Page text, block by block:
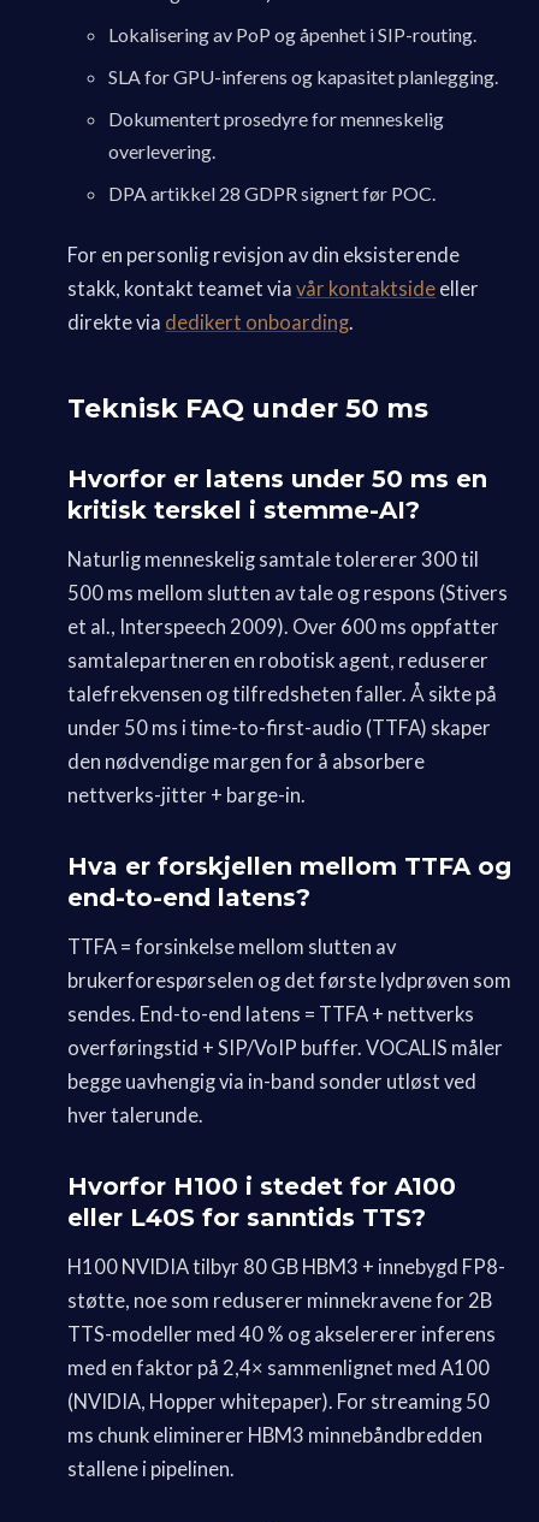
Lokalisering av PoP og åpenhet i SIP-routing.
SLA for GPU-inferens og kapasitet planlegging.
Dokumentert prosedyre for menneskelig
overlevering.
DPA artikkel 28 GDPR signert før POC.
For en personlig revisjon av din eksisterende
stakk, kontakt teamet viavår kontaktside eller
direkte via dedikert onboarding.
Teknisk FAQ under 50 ms
Hvorfor er latens under 50 ms en
kritisk terskel i stemme-AI?
Naturlig menneskelig samtale tolererer 300 til
500 ms mellom slutten av tale og respons (Stivers
et al., Interspeech 2009). Over 600 ms oppfatter
samtalepartneren en robotisk agent, reduserer
talefrekvensen og tilfredsheten faller. Å sikte på
under 50 ms i time-to-first-audio (TTFA) skaper
den nødvendige margen for å absorbere
nettverks-jitter + barge-in.
Hva er forskjellen mellom TTFA og
end-to-end latens?
TTFA = forsinkelse mellom slutten av
brukerforespørselen og det første lydprøven som
sendes. End-to-end latens = TTFA + nettverks
overføringstid + SIP/VoIP buffer. VOCALIS måler
begge uavhengig via in-band sonder utløst ved
hver talerunde.
Hvorfor H100 i stedet for A100
eller L40S for sanntids TTS?
H100 NVIDIA tilbyr 80 GB HBM3 + innebygd FP8-
støtte, noe som reduserer minnekravene for 2B
TTS-modeller med 40 % og akselererer inferens
med en faktor på 2,4× sammenlignet med A100
(NVIDIA, Hopper whitepaper). For streaming 50
ms chunk eliminerer HBM3 minnebåndbredden
stallene i pipelinen.